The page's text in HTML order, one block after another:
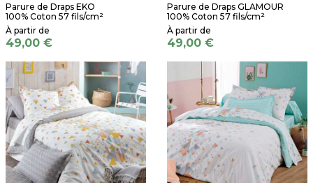
Parure de Draps EKO
100% Coton 57 fils/cm²
49,00 €
Parure de Draps GLAMOUR
100% Coton 57 fils/cm²
49,00 €